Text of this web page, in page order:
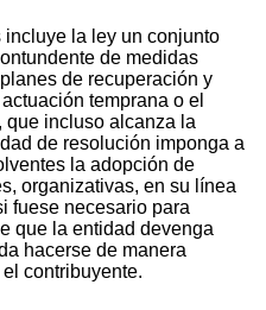
incluye la ley un conjunto
de medidas
de recuperación y
temprana o el
incluso alcanza la
de resolución imponga a
la adopción de
organizativas, en su línea
fuese necesario para
que la entidad devenga
hacerse de manera
contribuyente.